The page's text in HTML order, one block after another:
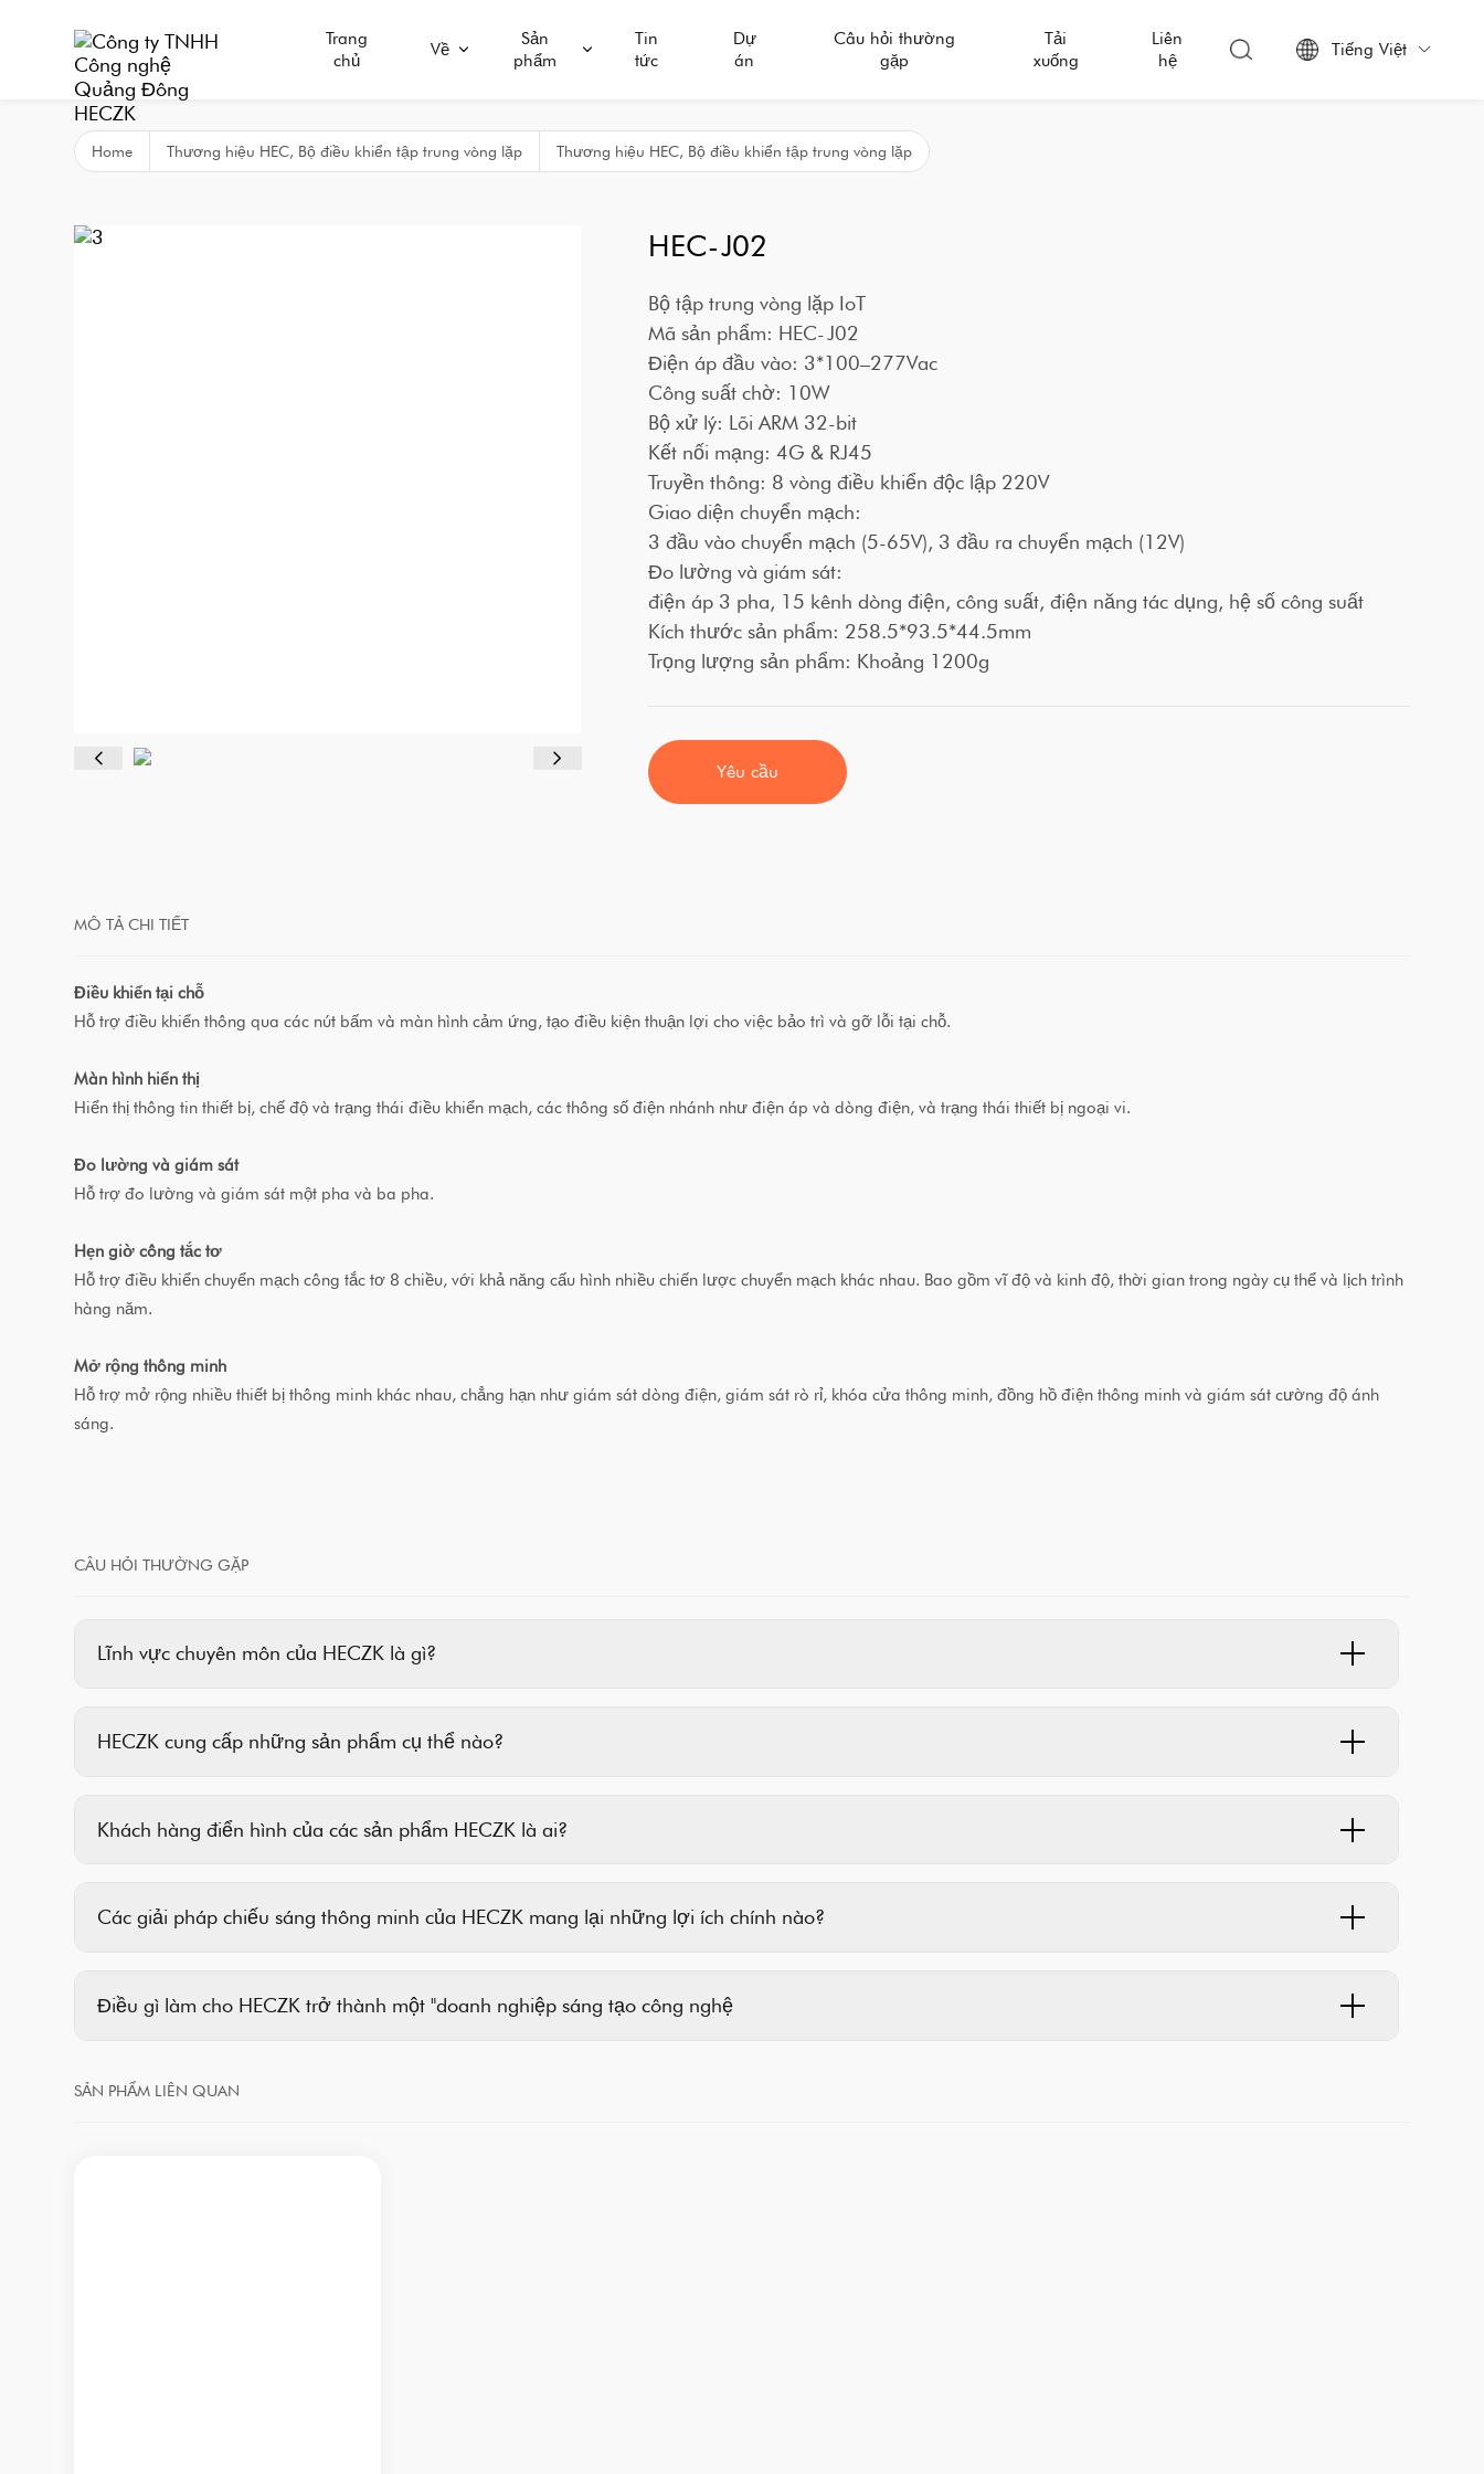
Trang
chủ
Về
Sản
phẩm
Tin
tức
Dự
án
Câu hỏi thường
gặp
Tải
xuống
Liên
hệ
Tiếng Việt 
Home Thương hiệu HEC, Bộ điều khiển tập trung vòng lặp Thương hiệu HEC, Bộ điều khiển tập trung vòng lặp
HEC-J02
Bộ tập trung vòng lặp IoT
Mã sản phẩm: HEC-J02
Điện áp đầu vào: 3*100–277Vac
Công suất chờ: 10W
Bộ xử lý: Lõi ARM 32-bit
Kết nối mạng: 4G & RJ45
Truyền thông: 8 vòng điều khiển độc lập 220V
Giao diện chuyển mạch:
3 đầu vào chuyển mạch (5-65V), 3 đầu ra chuyển mạch (12V)
Đo lường và giám sát:
điện áp 3 pha, 15 kênh dòng điện, công suất, điện năng tác dụng, hệ số công suất
Kích thước sản phẩm: 258.5*93.5*44.5mm
Trọng lượng sản phẩm: Khoảng 1200g
Yêu cầu
MÔ TẢ CHI TIẾT
Điều khiển tại chỗ
Hỗ trợ điều khiển thông qua các nút bấm và màn hình cảm ứng, tạo điều kiện thuận lợi cho việc bảo trì và gỡ lỗi tại chỗ.
Màn hình hiển thị
Hiển thị thông tin thiết bị, chế độ và trạng thái điều khiển mạch, các thông số điện nhánh như điện áp và dòng điện, và trạng thái thiết bị ngoại vi.
Đo lường và giám sát
Hỗ trợ đo lường và giám sát một pha và ba pha.
Hẹn giờ công tắc tơ
Hỗ trợ điều khiển chuyển mạch công tắc tơ 8 chiều, với khả năng cấu hình nhiều chiến lược chuyển mạch khác nhau. Bao gồm vĩ độ và kinh độ, thời gian trong ngày cụ thể và lịch trình
hàng năm.
Mở rộng thông minh
Hỗ trợ mở rộng nhiều thiết bị thông minh khác nhau, chẳng hạn như giám sát dòng điện, giám sát rò rỉ, khóa cửa thông minh, đồng hồ điện thông minh và giám sát cường độ ánh
sáng.
CÂU HỎI THƯỜNG GẶP
Lĩnh vực chuyên môn của HECZK là gì?
HECZK cung cấp những sản phẩm cụ thể nào?
Khách hàng điển hình của các sản phẩm HECZK là ai?
Các giải pháp chiếu sáng thông minh của HECZK mang lại những lợi ích chính nào?
Điều gì làm cho HECZK trở thành một "doanh nghiệp sáng tạo công nghệ
SẢN PHẨM LIÊN QUAN